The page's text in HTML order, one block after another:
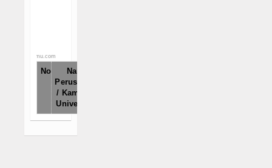
phpmu.com
No
Nama
Perusahaan
/ Kampus /
Universitas